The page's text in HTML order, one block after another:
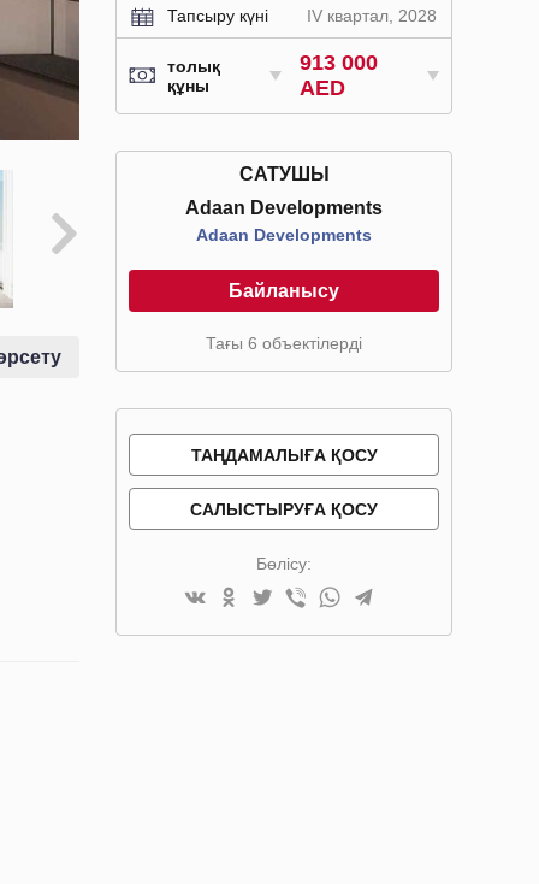
Тапсыру күні IV квартал, 2028
толық
құны
913 000
AED
САТУШЫ
Adaan Developments
Adaan Developments
Байланысу
Тағы 6 объектілерді
ТАҢДАМАЛЫҒА ҚОСУ
САЛЫСТЫРУҒА ҚОСУ
Бөлісу: